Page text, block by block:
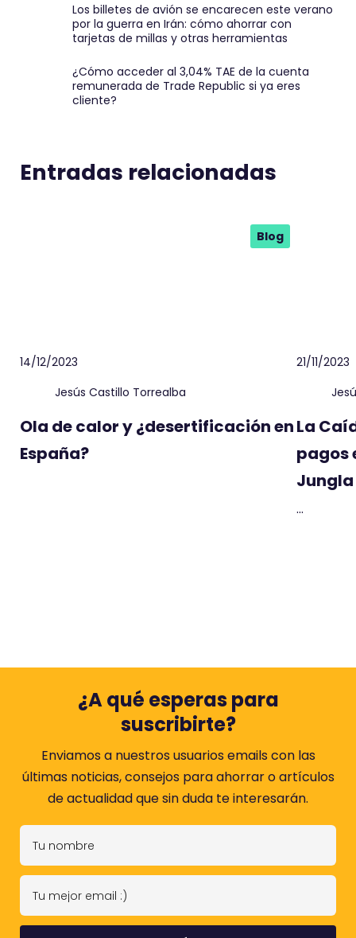
Los billetes de avión se encarecen este verano
por la guerra en Irán: cómo ahorrar con
tarjetas de millas y otras herramientas
¿Cómo acceder al 3,04% TAE de la cuenta
remunerada de Trade Republic si ya eres
cliente?
Entradas relacionadas
Blog
14/12/2023
Jesús Castillo Torrealba
Ola de calor y ¿desertificación en
España?
21/11/2023
La
pagos
...
¿A qué esperas para
suscribirte?
Enviamos a nuestros usuarios emails con las
últimas noticias, consejos para ahorrar o artículos
de actualidad que sin duda te interesarán.
T
n
m
T
m